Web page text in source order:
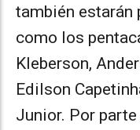
también estarán
como los
Kleberson,
Edilson
Junior. Por